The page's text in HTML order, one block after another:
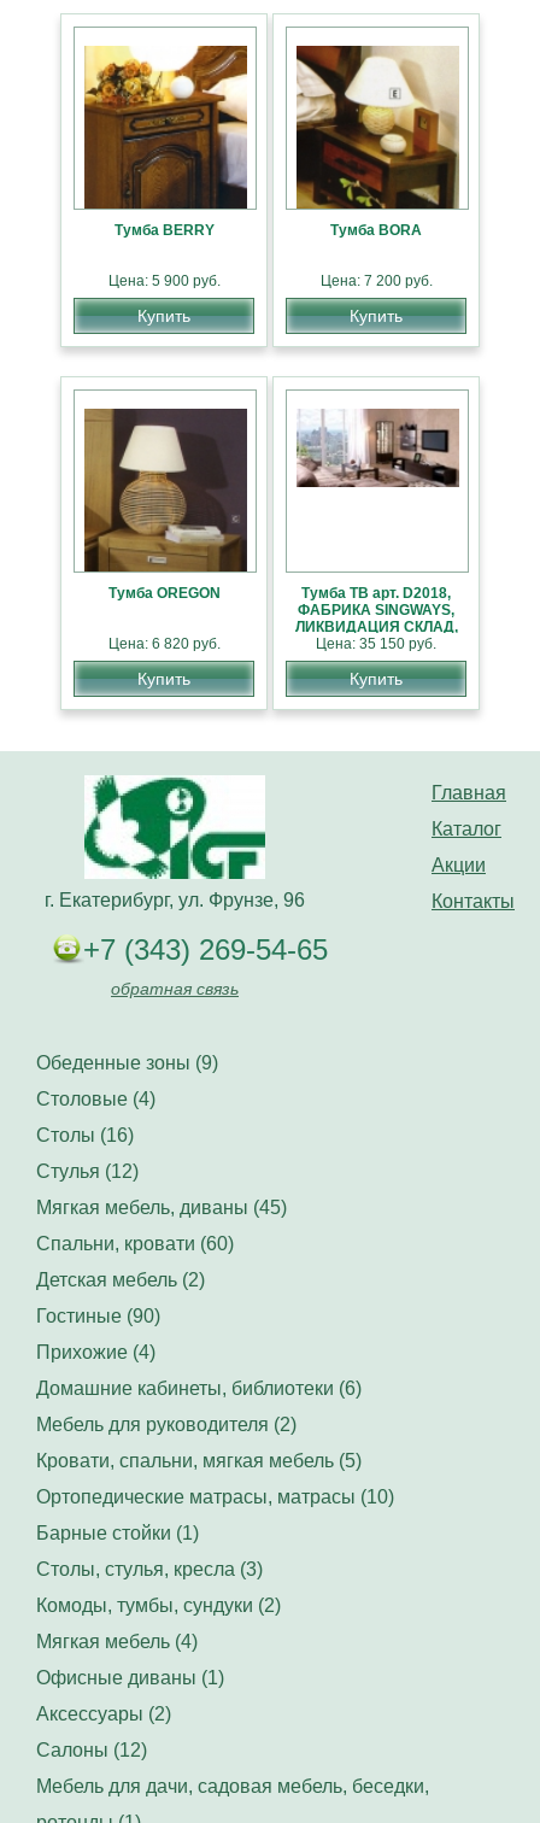
Тумба BERRY
Цена: 5 900 руб.
Купить
Тумба BORA
Цена: 7 200 руб.
Купить
Тумба OREGON
Цена: 6 820 руб.
Купить
Тумба ТВ арт. D2018,
ФАБРИКА SINGWAYS,
ЛИКВИДАЦИЯ СКЛАД,
СКИДКИ
Цена: 35 150 руб.
Купить
Главная
Каталог
Акции
Контакты
г. Екатерибург, ул. Фрунзе, 96
+7 (343) 269-54-65
обратная связь
Обеденные зоны (9)
Столовые (4)
Столы (16)
Стулья (12)
Мягкая мебель, диваны (45)
Спальни, кровати (60)
Детская мебель (2)
Гостиные (90)
Прихожие (4)
Домашние кабинеты, библиотеки (6)
Мебель для руководителя (2)
Кровати, спальни, мягкая мебель (5)
Ортопедические матрасы, матрасы (10)
Барные стойки (1)
Столы, стулья, кресла (3)
Комоды, тумбы, сундуки (2)
Мягкая мебель (4)
Офисные диваны (1)
Аксессуары (2)
Салоны (12)
Мебель для дачи, садовая мебель, беседки,